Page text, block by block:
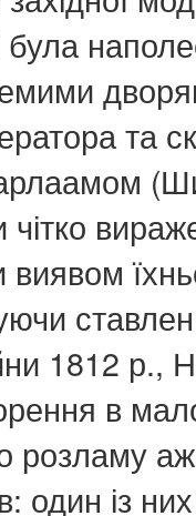
та
1812
в
розламу
один із